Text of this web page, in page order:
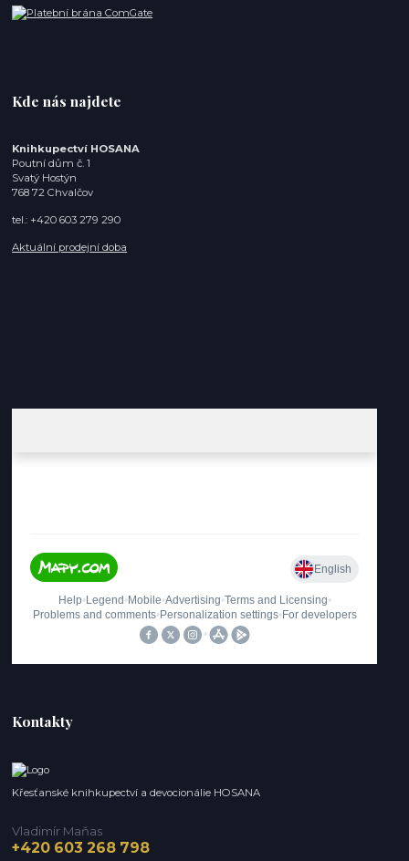
Kde nás najdete
Knihkupectví HOSANA
Poutní dům č. 1
Svatý Hostýn
768 72 Chvalčov
tel.: +420 603 279 290
Aktuální prodejní doba
Kontakty
Křesťanské knihkupectví a devocionálie HOSANA
Vladimír Maňas
+420 603 268 798